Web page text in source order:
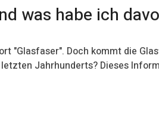
was habe ich
"Glasfaser". Doch kommt die
Jahrhunderts? Dieses